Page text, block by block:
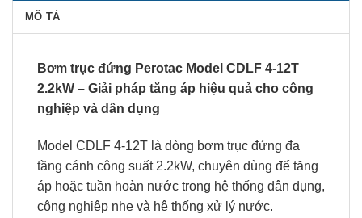
MÔ TẢ
Bơm trục đứng Perotac Model CDLF 4-12T
2.2kW – Giải pháp tăng áp hiệu quả cho công
nghiệp và dân dụng
Model CDLF 4-12T là dòng bơm trục đứng đa
tầng cánh công suất 2.2kW, chuyên dùng để tăng
áp hoặc tuần hoàn nước trong hệ thống dân dụng,
công nghiệp nhẹ và hệ thống xử lý nước.